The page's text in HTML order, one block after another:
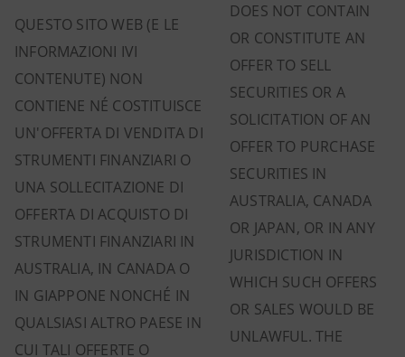
QUESTO SITO WEB (E LE
INFORMAZIONI IVI
CONTENUTE) NON
CONTIENE NÉ COSTITUISCE
UN'OFFERTA DI VENDITA DI
STRUMENTI FINANZIARI O
UNA SOLLECITAZIONE DI
OFFERTA DI ACQUISTO DI
STRUMENTI FINANZIARI IN
AUSTRALIA, IN CANADA O
IN GIAPPONE NONCHÉ IN
QUALSIASI ALTRO PAESE IN
CUI TALI OFFERTE O
DOES NOT CONTAIN
OR CONSTITUTE AN
OFFER TO SELL
SECURITIES OR A
SOLICITATION OF AN
OFFER TO PURCHASE
SECURITIES IN
AUSTRALIA, CANADA
OR JAPAN, OR IN ANY
JURISDICTION IN
WHICH SUCH OFFERS
OR SALES WOULD BE
UNLAWFUL. THE